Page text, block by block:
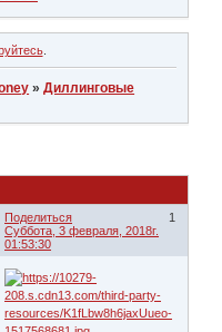
.
»Диллинговые
Поделиться
1
Суббота, 3 февраля, 2018г.
01:53:30